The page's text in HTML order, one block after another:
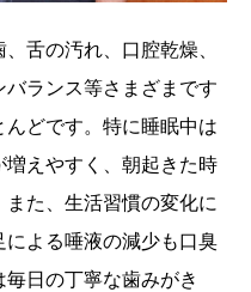
舌の汚れ、口腔乾燥、
ランス等さまざまです
どです。特に睡眠中は
えやすく、朝起きた時
た、生活習慣の変化に
よる唾液の減少も口臭
日の丁寧な歯みがき